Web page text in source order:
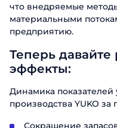
что внедряемые
материальными
предприятию.
Теперь
эффекты:
Динамика
производства YUKO
Сокращение